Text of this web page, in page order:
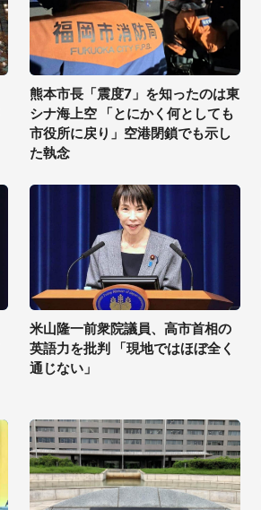
熊本市長「震度7」を知ったのは東
シナ海上空 「とにかく何としても
市役所に戻り」空港閉鎖でも示し
た執念
米山隆一前衆院議員、高市首相の
英語力を批判 「現地ではほぼ全く
通じない」